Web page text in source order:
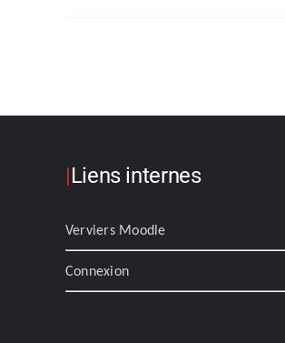
|Liens internes
Verviers Moodle
Connexion